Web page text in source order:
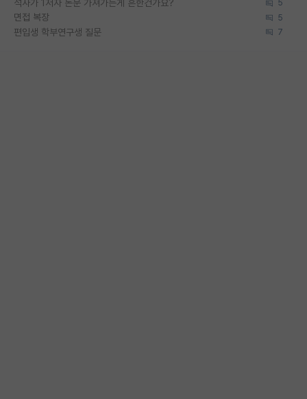
석사가 1저자 논문 가져가는게 흔한건가요? 5
면접 복장 5
편입생 학부연구생 질문 7